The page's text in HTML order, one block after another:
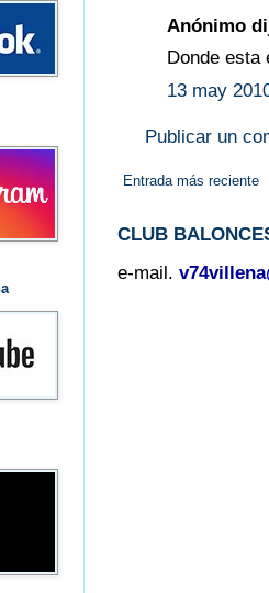
Anónimo
Donde esta
13 may
Publicar un
Entrada más reciente
CLUB
e-mail.